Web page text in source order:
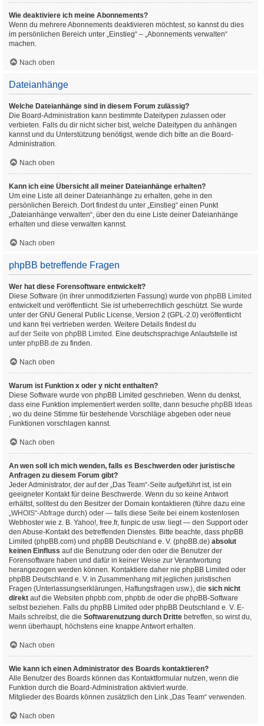
Wie deaktiviere ich meine Abonnements?
Wenn du mehrere Abonnements deaktivieren möchtest, so kannst du dies
im persönlichen Bereich unter „Einstieg“ – „Abonnements verwalten“
machen.
Nach oben
Dateianhänge
Welche Dateianhänge sind in diesem Forum zulässig?
Die Board-Administration kann bestimmte Dateitypen zulassen oder
verbieten. Falls du dir nicht sicher bist, welche Dateitypen du anhängen
kannst und du Unterstützung benötigst, wende dich bitte an die Board-
Administration.
Nach oben
Kann ich eine Übersicht all meiner Dateianhänge erhalten?
Um eine Liste all deiner Dateianhänge zu erhalten, gehe in den
persönlichen Bereich. Dort findest du unter „Einstieg“ einen Punkt
„Dateianhänge verwalten“, über den du eine Liste deiner Dateianhänge
erhalten und diese verwalten kannst.
Nach oben
phpBB betreffende Fragen
Wer hat diese Forensoftware entwickelt?
Diese Software (in ihrer unmodifizierten Fassung) wurde von phpBB Limited
entwickelt und veröffentlicht. Sie ist urheberrechtlich geschützt. Sie wurde
unter der GNU General Public License, Version 2 (GPL-2.0) veröffentlicht
und kann frei vertrieben werden. Weitere Details findest du
auf der Seite von phpBB Limited . Eine deutschsprachige Anlaufstelle ist
unter phpBB.de zu finden.
Nach oben
Warum ist Funktion x oder y nicht enthalten?
Diese Software wurde von phpBB Limited geschrieben. Wenn du denkst,
dass eine Funktion implementiert werden sollte, dann besuche phpBB Ideas
, wo du deine Stimme für bestehende Vorschläge abgeben oder neue
Funktionen vorschlagen kannst.
Nach oben
An wen soll ich mich wenden, falls es Beschwerden oder juristische
Anfragen zu diesem Forum gibt?
Jeder Administrator, der auf der „Das Team“-Seite aufgeführt ist, ist ein
geeigneter Kontakt für deine Beschwerde. Wenn du so keine Antwort
erhältst, solltest du den Besitzer der Domain kontaktieren (führe dazu eine
„WHOIS“-Abfrage durch) oder — falls diese Seite bei einem kostenlosen
Webhoster wie z. B. Yahoo!, free.fr, funpic.de usw. liegt — den Support oder
den Abuse-Kontakt des betreffenden Dienstes. Bitte beachte, dass phpBB
Limited (phpBB.com) und phpBB Deutschland e. V. (phpBB.de) absolut
keinen Einfluss auf die Benutzung oder den oder die Benutzer der
Forensoftware haben und dafür in keiner Weise zur Verantwortung
herangezogen werden können. Kontaktiere daher nie phpBB Limited oder
phpBB Deutschland e. V. in Zusammenhang mit jeglichen juristischen
Fragen (Unterlassungserklärungen, Haftungsfragen usw.), die sich nicht
direkt auf die Websiten phpbb.com, phpbb.de oder die phpBB-Software
selbst beziehen. Falls du phpBB Limited oder phpBB Deutschland e. V. E-
Mails schreibst, die die Softwarenutzung durch Dritte betreffen, so wirst du,
wenn überhaupt, höchstens eine knappe Antwort erhalten.
Nach oben
Wie kann ich einen Administrator des Boards kontaktieren?
Alle Benutzer des Boards können das Kontaktformular nutzen, wenn die
Funktion durch die Board-Administration aktiviert wurde.
Mitglieder des Boards können zusätzlich den Link „Das Team“ verwenden.
Nach oben